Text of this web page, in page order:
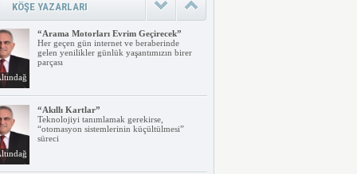
KÖŞE YAZARLARI
“Arama Motorları Evrim Geçirecek”
Her geçen gün internet ve beraberinde
gelen yenilikler günlük yaşantımızın birer
parçası
“Akıllı Kartlar”
Teknolojiyi tanımlamak gerekirse,
“otomasyon sistemlerinin küçültülmesi”
süreci